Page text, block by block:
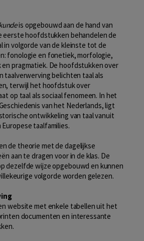
is opgebouwd aan de hand van
eerste hoofdstukken behandelen de
in volgorde van de kleinste tot de
fonologie en fonetiek, morfologie,
pragmatiek. De hoofdstukken over
taalverwerving belichten taal als
terwijl het hoofdstuk over
op taal als sociaal fenomeen. In het
van het Nederlands, ligt
ontwikkeling van taal vanuit
taalfamilies.
de theorie met de dagelijkse
aan te dragen voor in de klas. De
dezelfde wijze opgebouwd en kunnen
volgorde worden gelezen.
website met enkele tabellen uit het
documenten en interessante